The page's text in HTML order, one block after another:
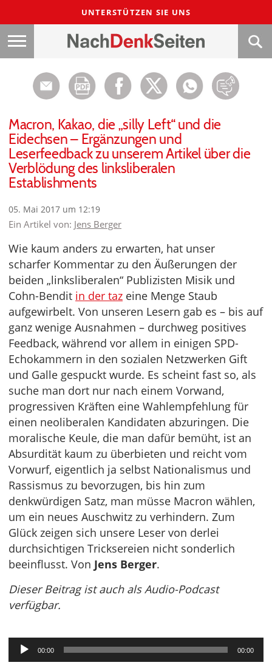
UNTERSTÜTZEN SIE UNS
Macron, Kakao, die „silly Left“ und die
Eidechsen – Ergänzungen und
Leserfeedback zu unserem Artikel über die
Verblödung des linksliberalen
Establishments
05. Mai 2017 um 12:19
Ein Artikel von: Jens Berger
Wie kaum anders zu erwarten, hat unser
scharfer Kommentar zu den Äußerungen der
beiden „linksliberalen“ Publizisten Misik und
Cohn-Bendit in der taz eine Menge Staub
aufgewirbelt. Von unseren Lesern gab es – bis auf
ganz wenige Ausnahmen – durchweg positives
Feedback, während vor allem in einigen SPD-
Echokammern in den sozialen Netzwerken Gift
und Galle gespuckt wurde. Es scheint fast so, als
suche man dort nur nach einem Vorwand,
progressiven Kräften eine Wahlempfehlung für
einen neoliberalen Kandidaten abzuringen. Die
moralische Keule, die man dafür bemüht, ist an
Absurdität kaum zu überbieten und reicht vom
Vorwurf, eigentlich ja selbst Nationalismus und
Rassismus zu bevorzugen, bis hin zum
denkwürdigen Satz, man müsse Macron wählen,
um ein neues Auschwitz zu verhindern. Zum
Glück zeigen sich unsere Leser von derlei
durchsichtigen Tricksereien nicht sonderlich
beeinflusst. Von Jens Berger.
Dieser Beitrag ist auch als Audio-Podcast
verfügbar.
Audio-
Player
00:00 00:00